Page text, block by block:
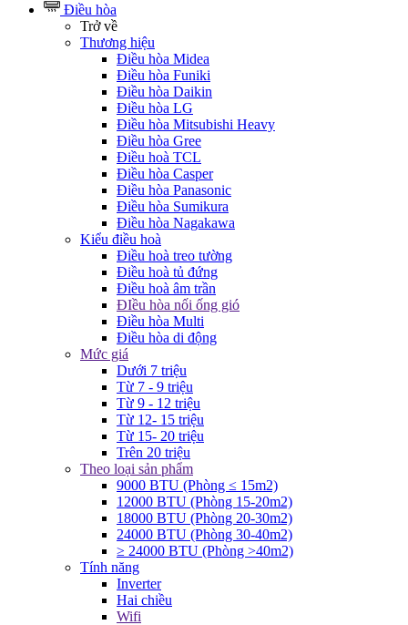
Điều hòa
Trở về
Thương hiệu
Điều hòa Midea
Điều hòa Funiki
Điều hòa Daikin
Điều hòa LG
Điều hòa Mitsubishi Heavy
Điều hòa Gree
Điều hoà TCL
Điều hòa Casper
Điều hòa Panasonic
Điều hòa Sumikura
Điều hòa Nagakawa
Kiểu điều hoà
Điều hoà treo tường
Điều hoà tủ đứng
Điều hoà âm trần
ĐIều hòa nối ống gió
Điều hòa Multi
Điều hòa di động
Mức giá
Dưới 7 triệu
Từ 7 - 9 triệu
Từ 9 - 12 triệu
Từ 12- 15 triệu
Từ 15- 20 triệu
Trên 20 triệu
Theo loại sản phẩm
9000 BTU (Phòng ≤ 15m2)
12000 BTU (Phòng 15-20m2)
18000 BTU (Phòng 20-30m2)
24000 BTU (Phòng 30-40m2)
≥ 24000 BTU (Phòng >40m2)
Tính năng
Inverter
Hai chiều
Wifi